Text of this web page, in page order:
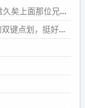
集_沉冰浮水_我也是触宝以后苦于没有趁手的14键五笔键盘久矣上面那位兄台用的百度双键点划布局我也用过很久，那个皮肤做得很粗糙，个别键位的触发区域是错位的，快速打字时很容易出错，修改它的皮肤文件校正后勉强能用，但早年出的皮肤分辨率太低，实在谈不上美观。百度小米定制版的商店里有一个"小黑板"皮肤还不错(百度官方输入法商店里没有)，但那个风格我不喜欢这两天找到了一个叫"森林集"的公众号，开发了海量的皮肤，很多都有14键版本，付费但很便宜，几块钱，终于有自己满意的输入法了搜了一下，这个工作室还是百度的官方合作伙伴，不知道为什么14键作品都不在官方商店上架，难道是百度官方在刻意放弃14键？
我电脑小狼毫，安卓手机百度五笔，皮肤用的双键点划，挺好的。